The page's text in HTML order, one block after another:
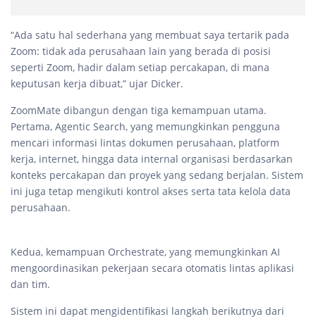
“Ada satu hal sederhana yang membuat saya tertarik pada
Zoom: tidak ada perusahaan lain yang berada di posisi
seperti Zoom, hadir dalam setiap percakapan, di mana
keputusan kerja dibuat,” ujar Dicker.
ZoomMate dibangun dengan tiga kemampuan utama.
Pertama, Agentic Search, yang memungkinkan pengguna
mencari informasi lintas dokumen perusahaan, platform
kerja, internet, hingga data internal organisasi berdasarkan
konteks percakapan dan proyek yang sedang berjalan. Sistem
ini juga tetap mengikuti kontrol akses serta tata kelola data
perusahaan.
Kedua, kemampuan Orchestrate, yang memungkinkan AI
mengoordinasikan pekerjaan secara otomatis lintas aplikasi
dan tim.
Sistem ini dapat mengidentifikasi langkah berikutnya dari